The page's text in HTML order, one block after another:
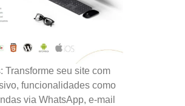
Transforme seu site com
funcionalidades como
via WhatsApp, e-mail